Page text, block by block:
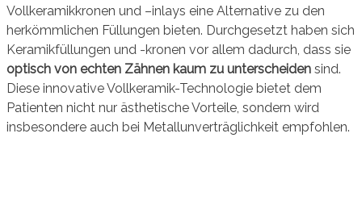
Vollkeramikkronen und –inlays eine Alternative zu den
herkömmlichen Füllungen bieten. Durchgesetzt haben sich
Keramikfüllungen und -kronen vor allem dadurch, dass sie
optisch von echten Zähnen kaum zu unterscheiden sind.
Diese innovative Vollkeramik-Technologie bietet dem
Patienten nicht nur ästhetische Vorteile, sondern wird
insbesondere auch bei Metallunverträglichkeit empfohlen.